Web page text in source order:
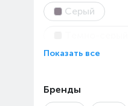
Серый
Показать все
Бренды